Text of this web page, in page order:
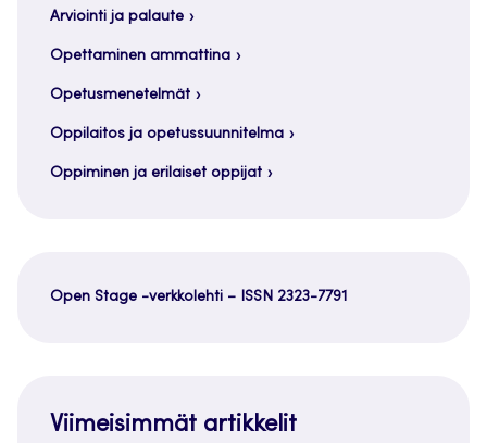
Arviointi ja palaute
Opettaminen ammattina
Opetusmenetelmät
Oppilaitos ja opetussuunnitelma
Oppiminen ja erilaiset oppijat
Open Stage -verkkolehti – ISSN 2323-7791
Viimeisimmät artikkelit